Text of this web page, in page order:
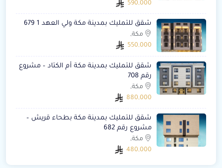
590,000
شقق للتمليك بمدينة مكة ولي العهد 1 679
مكة,
550,000
شقق للتمليك بمدينة مكة أم الكتاد – مشروع
رقم 708
مكة,
880,000
شقق للتمليك بمدينة مكة بطحاء قريش –
مشروع رقم 682
مكة,
480,000